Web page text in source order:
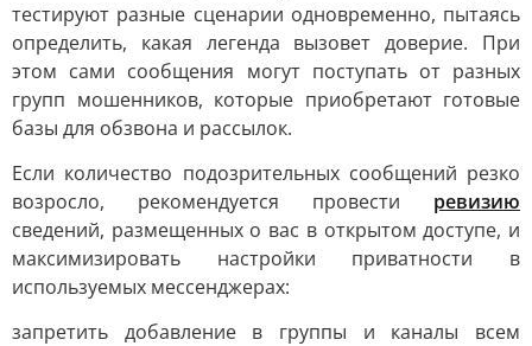
тестируют разные сценарии одновременно, пытаясь
определить, какая легенда вызовет доверие. При
этом сами сообщения могут поступать от разных
групп мошенников, которые приобретают готовые
базы для обзвона и рассылок.
Если количество подозрительных сообщений резко
возросло, рекомендуется провести ревизию
сведений, размещенных о вас в открытом доступе, и
максимизировать настройки приватности в
используемых мессенджерах:
запретить добавление в группы и каналы всем